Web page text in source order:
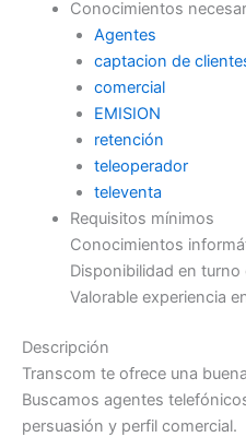
Conocimientos
Agentes
captacion de
comercial
EMISION
retención
teleoperador
televenta
Requisitos mínimos
Conocimientos
Disponibilidad en turno
Valorable experiencia
Descripción
Transcom te ofrece una buena
Buscamos agentes
persuasión y perfil comercial.